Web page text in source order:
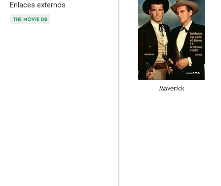
Enlaces externos
Maverick